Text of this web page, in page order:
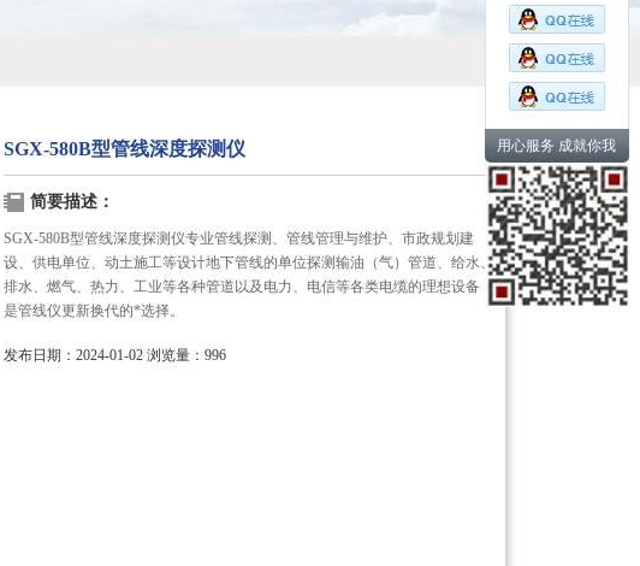
SGX-580B型管线深度探测仪
简要描述：
SGX-580B型管线深度探测仪专业管线探测、管线管理与维护、市政规划建
设、供电单位、动土施工等设计地下管线的单位探测输油（气）管道、给水、
排水、燃气、热力、工业等各种管道以及电力、电信等各类电缆的理想设备，
是管线仪更新换代的*选择。
发布日期：2024-01-02 浏览量：996
用心服务 成就你我